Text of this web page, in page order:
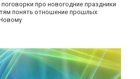
про новогодние праздники
понять отношение прошлых